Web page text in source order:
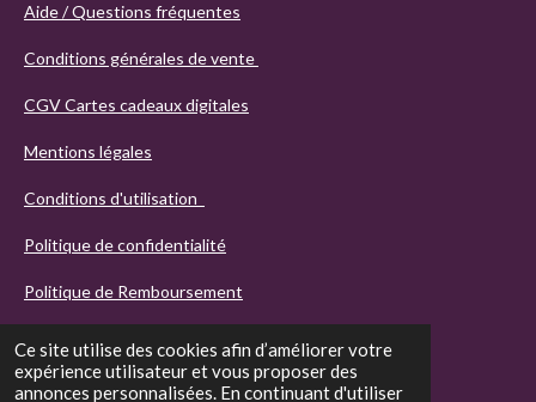
Ce site utilise des cookies afin d’améliorer votre
expérience utilisateur et vous proposer des
annonces personnalisées. En continuant d'utiliser
Aide / Questions fréquentes
Conditions générales de vente
CGV Cartes cadeaux digitales
Mentions légales
Conditions d'utilisation
Politique de confidentialité
Politique de Remboursement